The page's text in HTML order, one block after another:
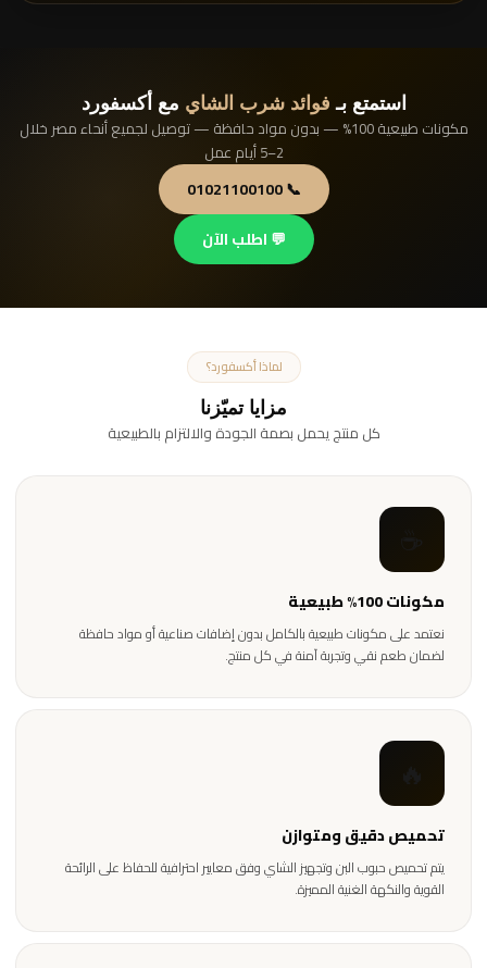
استمتع بـ فوائد شرب الشاي مع أكسفورد
مكونات طبيعية 100% — بدون مواد حافظة — توصيل لجميع أنحاء مصر خلال
2–5 أيام عمل
📞 01021100100
💬 اطلب الآن
لماذا أكسفورد؟
مزايا تميّزنا
كل منتج يحمل بصمة الجودة والالتزام بالطبيعية
مكونات 100% طبيعية
نعتمد على مكونات طبيعية بالكامل بدون إضافات صناعية أو مواد حافظة
لضمان طعم نقي وتجربة آمنة في كل منتج.
تحميص دقيق ومتوازن
يتم تحميص حبوب البن وتجهيز الشاي وفق معايير احترافية للحفاظ على الرائحة
القوية والنكهة الغنية المميزة.